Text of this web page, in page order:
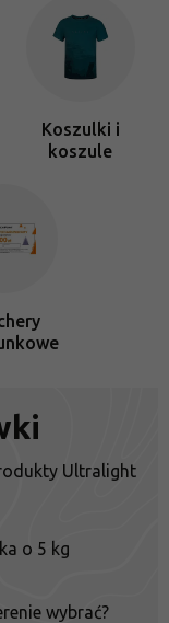
Koszulki i
koszule
Ultralight
o 5 kg
wybrać?